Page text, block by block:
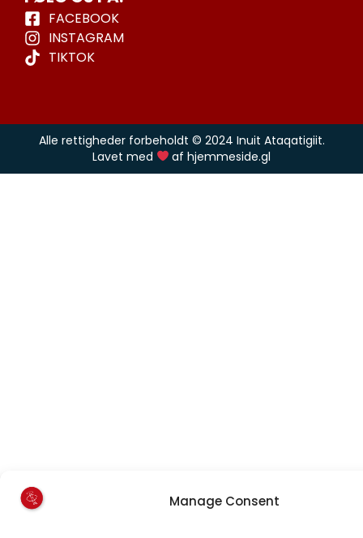
Manage Consent
FACEBOOK
INSTAGRAM
TIKTOK
Alle rettigheder forbeholdt © 2024 Inuit Ataqatigiit.
Lavet med
af hjemmeside.gl